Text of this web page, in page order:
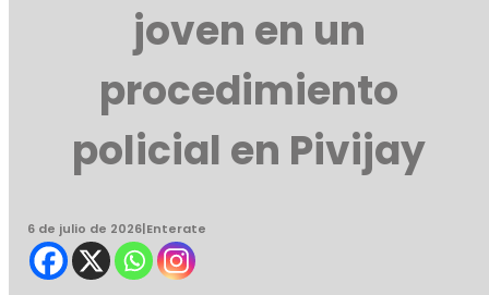
joven en un
procedimiento
policial en Pivijay
6 de julio de 2026|Enterate